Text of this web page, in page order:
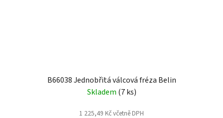
B66038 Jednobřitá válcová fréza Belin
Skladem (7 ks)
1 225,49 Kč včetně DPH